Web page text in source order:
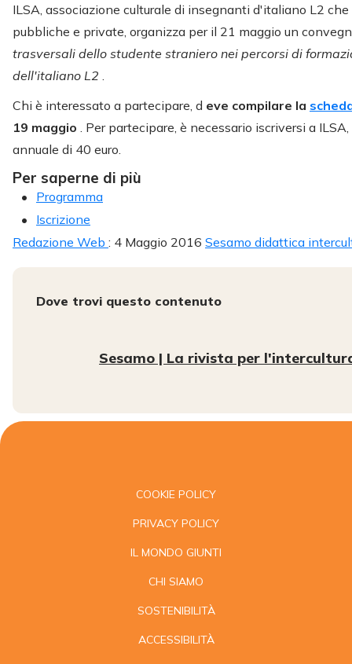
ILSA, associazione culturale di insegnanti d'italiano L2
pubbliche e private, organizza per il 21 maggio un
trasversali dello studente straniero nei percorsi di
dell'italiano L2
Chi è interessato a partecipare, d eve compilare la
19 maggio
. Per partecipare, è necessario iscriversi a
annuale di 40 euro.
Per saperne di più
Programma
Iscrizione
Redazione Web : 4 Maggio 2016 Sesamo didattica
Dove trovi questo contenuto
Sesamo | La rivista per
COOKIE POLICY
PRIVACY POLICY
IL MONDO GIUNTI
CHI SIAMO
SOSTENIBILITÀ
ACCESSIBILITÀ